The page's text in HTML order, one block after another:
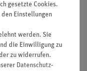
gesetzte Cookies.
Einstellungen
werden. Sie
die Einwilligung zu
zu widerrufen.
Daten­schutz­